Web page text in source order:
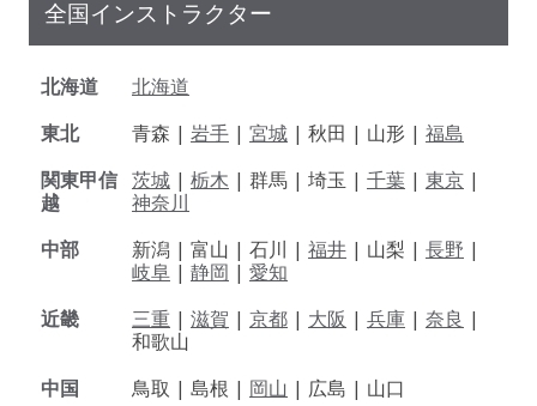
全国インストラクター
北海道
北海道
東北
青森 | 岩手 | 宮城 | 秋田 | 山形 | 福島
関東甲信
越
茨城 | 栃木 | 群馬 | 埼玉 | 千葉 | 東京 |
神奈川
中部
新潟 | 富山 | 石川 | 福井 | 山梨 | 長野 |
岐阜 | 静岡 | 愛知
近畿
三重 | 滋賀 | 京都 | 大阪 | 兵庫 | 奈良 |
和歌山
中国
鳥取 | 島根 | 岡山 | 広島 | 山口